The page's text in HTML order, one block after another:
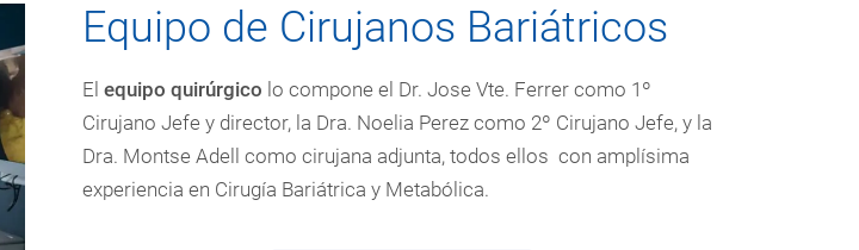
Equipo de Cirujanos Bariátricos
El equipo quirúrgico lo compone el Dr. Jose Vte. Ferrer como 1º
Cirujano Jefe y director, la Dra. Noelia Perez como 2º Cirujano Jefe, y la
Dra. Montse Adell como cirujana adjunta, todos ellos con amplísima
experiencia en Cirugía Bariátrica y Metabólica.